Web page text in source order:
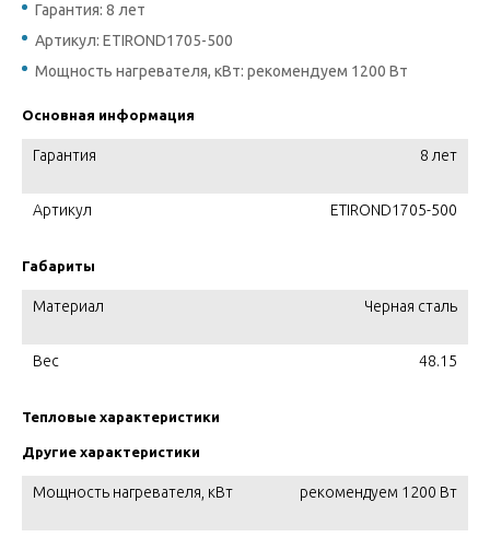
Гарантия: 8 лет
Артикул: ETIROND1705-500
Мощность нагревателя, кВт: рекомендуем 1200 Вт
Основная информация
Гарантия 8 лет
Артикул ETIROND1705-500
Габариты
Материал Черная сталь
Вес 48.15
Тепловые характеристики
Другие характеристики
Мощность нагревателя, кВт рекомендуем 1200 Вт